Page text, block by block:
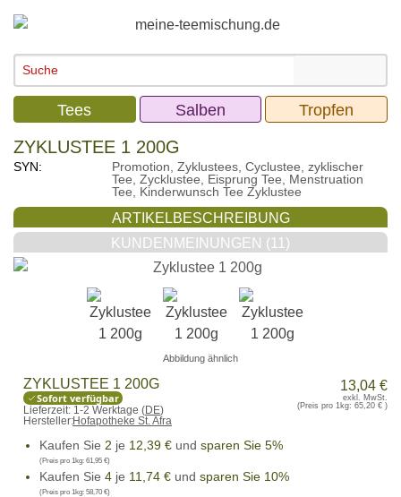
Tees Salben Tropfen
ZYKLUSTEE 1 200G
SYN:
Promotion, Zyklustees, Cyclustee, zyklischer
Tee, Zycklustee, Eisprung Tee, Menstruation
Tee, Kinderwunsch Tee Zyklustee
ARTIKELBESCHREIBUNG
KUNDENMEINUNGEN (11)
Abbildung ähnlich
ZYKLUSTEE 1 200G
Sofort verfügbar
Lieferzeit: 1-2 Werktage (DE)
Hersteller:Hofapotheke St. Afra
13,04 €
exkl. MwSt.
(Preis pro 1kg: 65,20 €)
Kaufen Sie 2 je 12,39 €und sparen Sie 5%
(Preis pro 1kg: 61,95 €)
Kaufen Sie 4je 11,74 €und sparen Sie 10%
(Preis pro 1kg: 58,70 €)